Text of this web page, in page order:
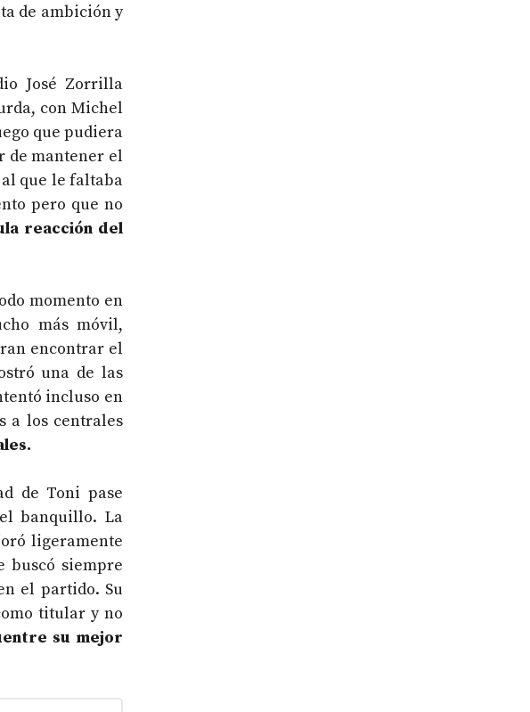
de ambición y
José Zorrilla
con Michel
que pudiera
de mantener el
que le faltaba
pero que no
reacción del
momento en
más móvil,
encontrar el
una de las
incluso en
a los centrales
de Toni pase
banquillo. La
ligeramente
buscó siempre
el partido. Su
titular y no
su mejor